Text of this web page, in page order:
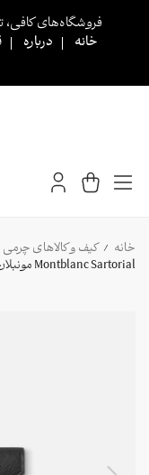
فروشگاه‌های کافی،
خانه
درباره
خانه / کیف و کالاهای چرمی
Montblanc Sartorial مونبلان